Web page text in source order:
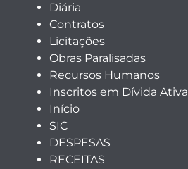
Diária
Contratos
Licitações
Obras Paralisadas
Recursos Humanos
Inscritos em Dívida Ativa
Início
SIC
DESPESAS
RECEITAS